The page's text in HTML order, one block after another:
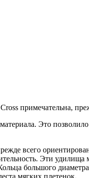
примечательна,
Это
всего
Эти
большого
мягких плетенок.